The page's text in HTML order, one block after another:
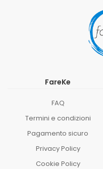
FareKe
FAQ
Termini e condizioni
Pagamento sicuro
Privacy Policy
Cookie Policy